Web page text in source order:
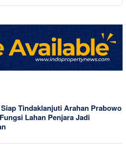
Tindaklanjuti Arahan Prabowo
Lahan Penjara Jadi